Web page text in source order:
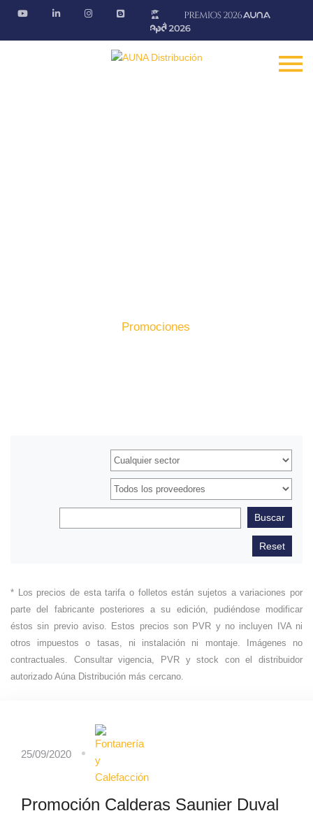
Promociones
* Los precios de esta tarifa o folletos están sujetos a variaciones por
parte del fabricante posteriores a su edición, pudiéndose modificar
éstos sin previo aviso. Estos precios son PVR y no incluyen IVA ni
otros impuestos o tasas, ni instalación ni montaje. Imágenes no
contractuales. Consultar vigencia, PVR y stock con el distribuidor
autorizado Aúna Distribución más cercano.
25/09/2020
Promoción Calderas Saunier Duval